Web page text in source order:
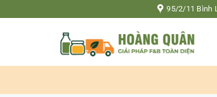
qua
95/2/11 Bình